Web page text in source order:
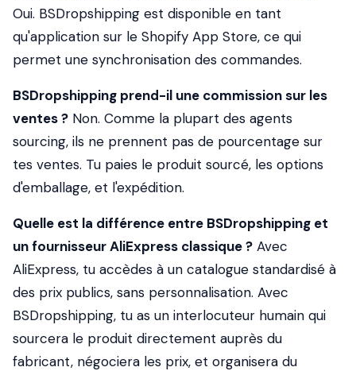
Oui. BSDropshipping est disponible en tant
qu'application sur le Shopify App Store, ce qui
permet une synchronisation des commandes.
BSDropshipping prend-il une commission sur les
ventes ? Non. Comme la plupart des agents
sourcing, ils ne prennent pas de pourcentage sur
tes ventes. Tu paies le produit sourcé, les options
d'emballage, et l'expédition.
Quelle est la différence entre BSDropshipping et
un fournisseur AliExpress classique ? Avec
AliExpress, tu accèdes à un catalogue standardisé à
des prix publics, sans personnalisation. Avec
BSDropshipping, tu as un interlocuteur humain qui
sourcera le produit directement auprès du
fabricant, négociera les prix, et organisera du